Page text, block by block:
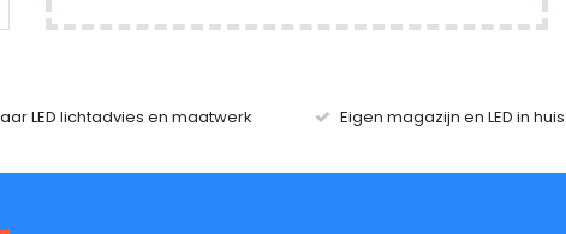
LED lichtadvies en maatwerk Eigen magazijn en LED in